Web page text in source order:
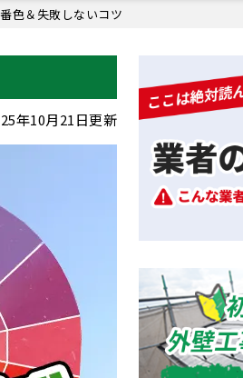
色＆失敗しないコツ
年10月21日更新